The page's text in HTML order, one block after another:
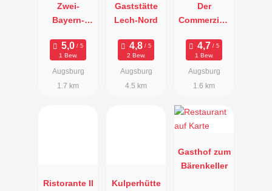
Zwei-
Bayern-
1 Bew.
Augsburg
1.7 km
Gaststätte
Lech-Nord
2 Bew.
Augsburg
4.5 km
Der
Commerzien
1 Bew.
Augsburg
1.6 km
Ristorante Il Kulperhütte
Gasthof zum
Bärenkeller